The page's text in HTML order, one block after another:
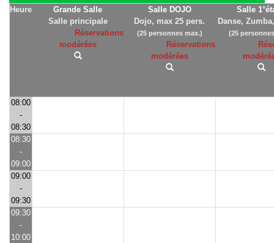
Heure
Grande Salle
Salle principale
Réservations
modérées
Salle DOJO
Dojo, max 25 pers.
(25 personnes max.)
Réservations
modérées
Salle
Danse,
(25
08:00
-
08:30
08:30
-
09:00
09:00
-
09:30
09:30
-
10:00